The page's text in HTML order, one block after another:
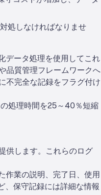
処しなければなりませ
データ処理を使用してこれ
品質管理フレームワークへ
不完全な記録をフラグ付け
処理時間を25～40％短縮
供します。これらのログ
作業の説明、完了日、使用
、保守記録には詳細な情報